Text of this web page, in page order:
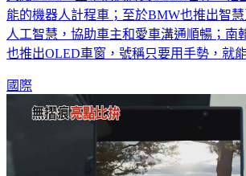
能的機器人計程車；至於BMW也推出智
人工智慧，協助車主和愛車溝通順暢；南
也推出OLED車窗，號稱只要用手勢，就
國際